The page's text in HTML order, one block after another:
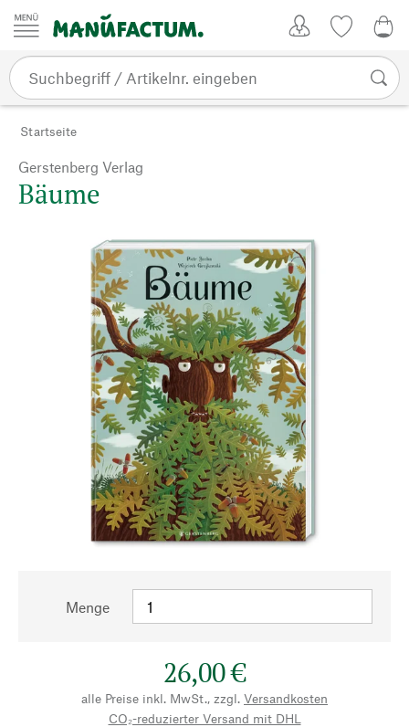
Zum Inhalt springen
Startseite
Gerstenberg Verlag
Bäume
Menge
26,00 €
alle Preise inkl. MwSt., zzgl. Versandkosten
CO₂-reduzierter Versand mit DHL